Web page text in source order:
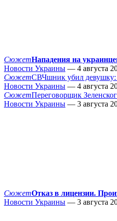
СюжетНападения на
Новости Украины — 4 августа
СюжетСВЧшник убил девушку:
Новости Украины — 4 августа
СюжетПереговорщик
Новости Украины — 3 августа
СюжетОтказ в лицензии.
Новости Украины — 3 августа